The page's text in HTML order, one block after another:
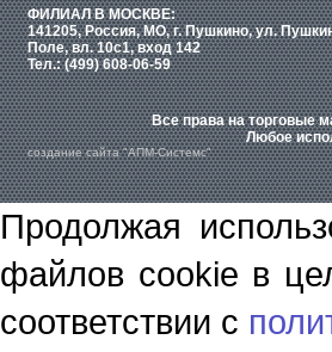
ФИЛИАЛ В МОСКВЕ:
141205, Россия, МО, г. Пушкино, ул.
Поле, вл. 10с1, вход 142
Тел.: (499) 608-06-59
Все права на торговые
Любое
создание сайта "АПМ-Системс"
Продолжая
файлов cookie в
соответствии с